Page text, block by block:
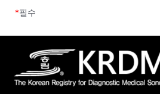
스를 계속 사용할 경우 약관의 변경
제 3 조 (약관 외 준칙)
(1) 이 약관은 연수원(이)가 제공하
이용안내(이하 ‘서비스별 안내’라
ο 서비스 제공에 관한 계약 이행 및
청 및 결제
ο 비회원 상담 관리
*필수